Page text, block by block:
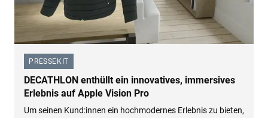
PRESSEKIT
–
DECATHLON enthüllt ein innovatives, immersives
Erlebnis auf Apple Vision Pro
Um seinen Kund:innen ein hochmodernes Erlebnis zu bieten,